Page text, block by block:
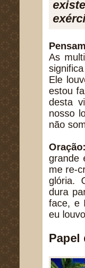
As
Ele
estou
desta
nosso
não
Oração:
grande
me re-
glória.
dura
face, e
eu
Papel